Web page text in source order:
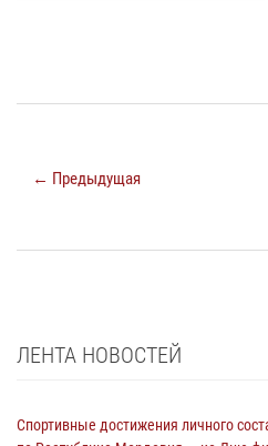
← Предыдущая
ЛЕНТА НОВОСТЕЙ
Спортивные достижения личного